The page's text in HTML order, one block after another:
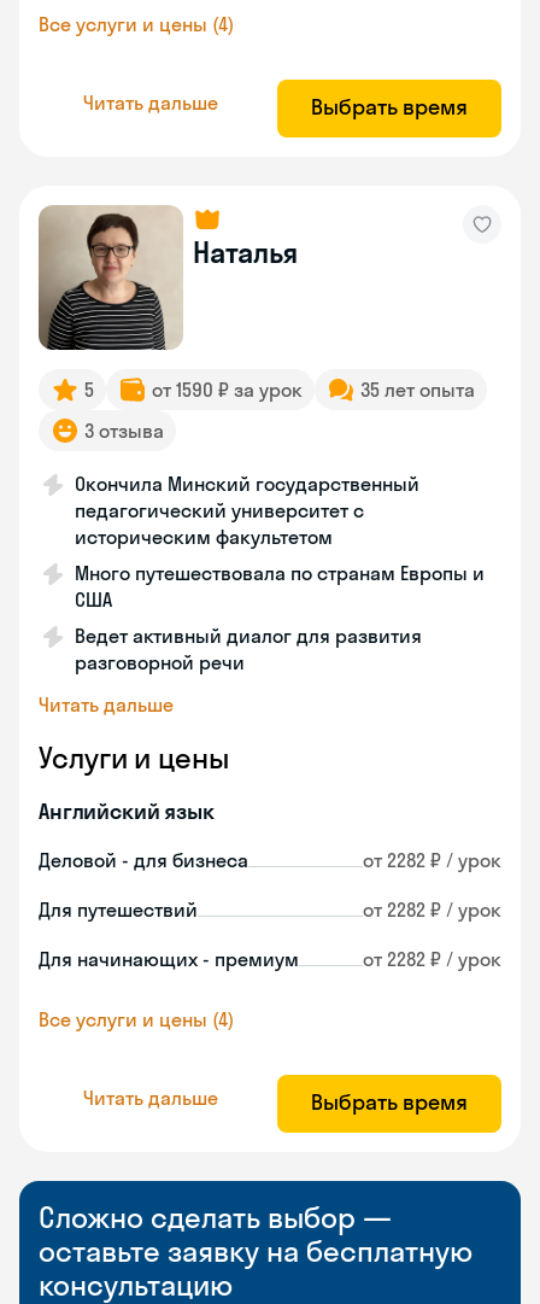
Все услуги и цены (4)
Читать дальше Выбрать время
Наталья
5 от 1590 ₽ за урок
35 лет опыта
3 отзыва
Окончила Минский государственный
педагогический университет с
историческим факультетом
Много путешествовала по странам Европы и
США
Ведет активный диалог для развития
разговорной речи
Читать дальше
Услуги и цены
Английский язык
Деловой - для бизнеса от 2282 ₽ / урок
Для путешествий от 2282 ₽ / урок
Для начинающих - премиум от 2282 ₽ / урок
Все услуги и цены (4)
Читать дальше Выбрать время
Сложно сделать выбор —
оставьте заявку на бесплатную
консультацию